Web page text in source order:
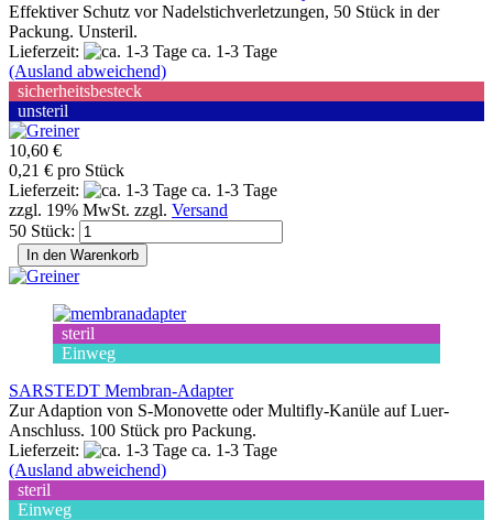
Effektiver Schutz vor Nadelstichverletzungen, 50 Stück in der
Packung. Unsteril.
Lieferzeit:
ca. 1-3 Tage
(Ausland abweichend)
sicherheitsbesteck
unsteril
10,60 €
0,21 € pro Stück
Lieferzeit:
ca. 1-3 Tage
zzgl. 19% MwSt. zzgl. Versand
50 Stück:
In den Warenkorb
steril
Einweg
SARSTEDT Membran-Adapter
Zur Adaption von S-Monovette oder Multifly-Kanüle auf Luer-
Anschluss. 100 Stück pro Packung.
Lieferzeit:
ca. 1-3 Tage
(Ausland abweichend)
steril
Einweg